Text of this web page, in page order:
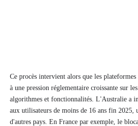
Ce procès intervient alors que les plateformes
à une pression réglementaire croissante sur
algorithmes et fonctionnalités. L'Australie a
aux utilisateurs de moins de 16 ans fin 2025,
d'autres pays. En France par exemple, le